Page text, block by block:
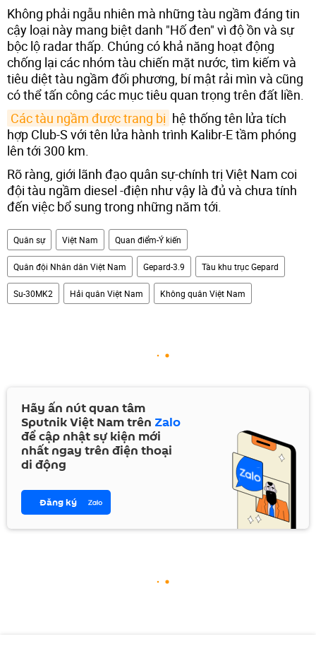
Không phải ngẫu nhiên mà những tàu ngầm đáng tin
cậy loại này mang biệt danh "Hố đen" vì độ ồn và sự
bộc lộ radar thấp. Chúng có khả năng hoạt động
chống lại các nhóm tàu chiến mặt nước, tìm kiếm và
tiêu diệt tàu ngầm đối phương, bí mật rải mìn và cũng
có thể tấn công các mục tiêu quan trọng trên đất liền.
Các tàu ngầm được trang bị hệ thống tên lửa tích
hợp Club-S với tên lửa hành trình Kalibr-E tầm phóng
lên tới 300 km.
Rõ ràng, giới lãnh đạo quân sự-chính trị Việt Nam coi
đội tàu ngầm diesel -điện như vậy là đủ và chưa tính
đến việc bổ sung trong những năm tới.
Quân sự Việt Nam Quan điểm-Ý kiến
Quân đội Nhân dân Việt Nam Gepard-3.9 Tàu khu trục Gepard
Su-30MK2 Hải quân Việt Nam Không quân Việt Nam
Hãy ấn nút quan tâm
Sputnik Việt Nam trên Zalo
để cập nhật sự kiện mới
nhất ngay trên điện thoại
di động
Đăng ký